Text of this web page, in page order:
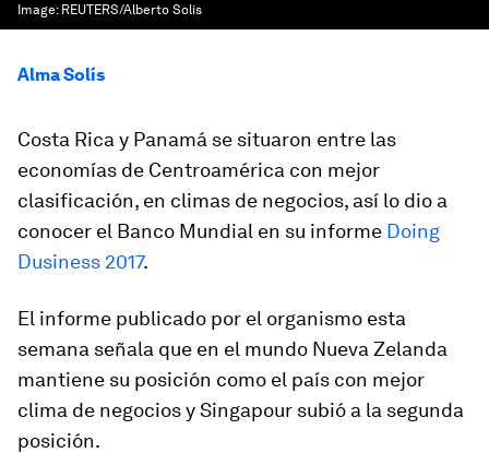
Image: REUTERS/Alberto Solis
Alma Solís
Costa Rica y Panamá se situaron entre las
economías de Centroamérica con mejor
clasificación, en climas de negocios, así lo dio a
conocer el Banco Mundial en su informe Doing
Dusiness 2017.
El informe publicado por el organismo esta
semana señala que en el mundo Nueva Zelanda
mantiene su posición como el país con mejor
clima de negocios y Singapour subió a la segunda
posición.